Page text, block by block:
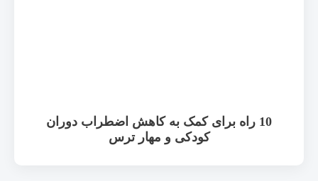
10 راه برای کمک به کاهش اضطراب دوران
کودکی و مهار ترس